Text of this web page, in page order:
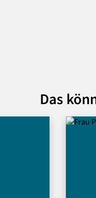
Das